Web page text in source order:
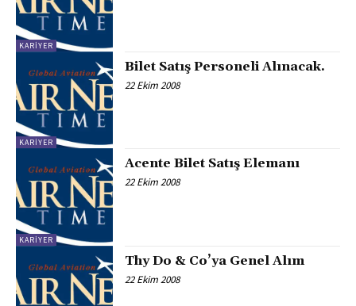
KARIYER
KARIYER
Bilet Satış Personeli Alınacak.
22 Ekim 2008
KARIYER
Acente Bilet Satış Elemanı
22 Ekim 2008
Thy Do & Co’ya Genel Alım
22 Ekim 2008